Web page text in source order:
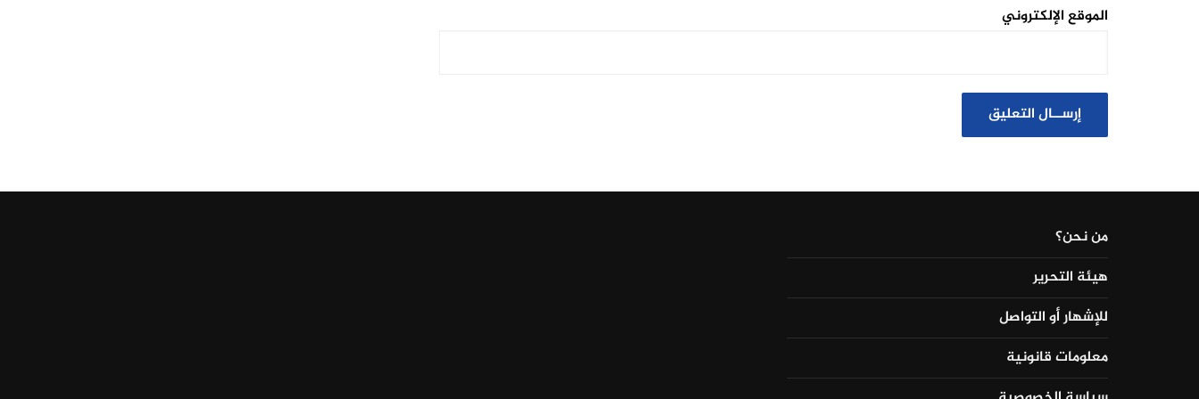
الموقع الإلكتروني
من نحن؟
هيئة التحرير
للإشهار أو التواصل
معلومات قانونية